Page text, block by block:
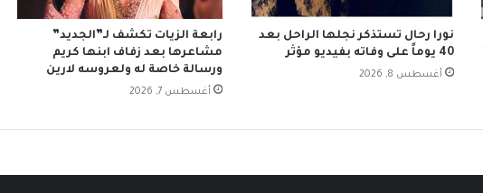
نورا رحال تستذكر نجلها الراحل بعد
40 يوماً على وفاته بفيديو مؤثر
أغسطس 8, 2026
رابعة الزيات تكشف لـ”الجديد”
مشاعرها بعد زفاف ابنها كريم
ورسالة خاصة له ولعروسه لارين
أغسطس 7, 2026